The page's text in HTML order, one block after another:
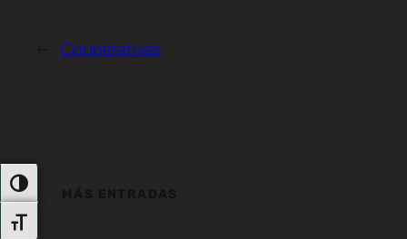
Alternar Alto Contraste
Alternar Tamaño De Letra
Cooperativas